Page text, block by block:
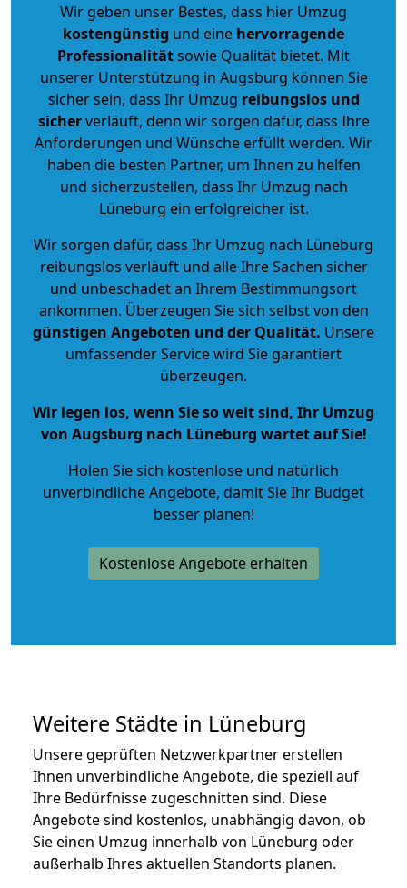
Wir geben unser Bestes, dass hier Umzug
kostengünstig und eine hervorragende
Professionalitätsowie Qualität bietet. Mit
unserer Unterstützung in Augsburg können Sie
sicher sein, dass Ihr Umzug reibungslos und
sicherverläuft, denn wir sorgen dafür, dass Ihre
Anforderungen und Wünsche erfüllt werden. Wir
haben die besten Partner, um Ihnen zu helfen
und sicherzustellen, dass Ihr Umzug nach
Lüneburg ein erfolgreicher ist.
Wir sorgen dafür, dass Ihr Umzug nach Lüneburg
reibungslos verläuft und alle Ihre Sachen sicher
und unbeschadet an Ihrem Bestimmungsort
ankommen. Überzeugen Sie sich selbst von den
günstigen Angeboten und der Qualität. Unsere
umfassender Service wird Sie garantiert
überzeugen.
Wir legen los, wenn Sie so weit sind, Ihr Umzug
von Augsburg nach Lüneburg wartet auf Sie!
Holen Sie sich kostenlose und natürlich
unverbindliche Angebote, damit Sie Ihr Budget
besser planen!
Kostenlose Angebote erhalten
Weitere Städte in Lüneburg
Unsere geprüften Netzwerkpartner erstellen
Ihnen unverbindliche Angebote, die speziell auf
Ihre Bedürfnisse zugeschnitten sind. Diese
Angebote sind kostenlos, unabhängig davon, ob
Sie einen Umzug innerhalb von Lüneburg oder
außerhalb Ihres aktuellen Standorts planen.